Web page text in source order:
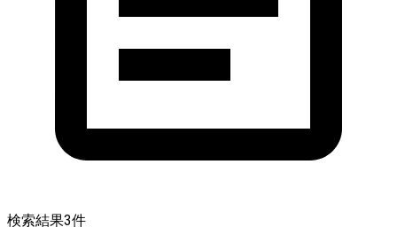
検索結果3件